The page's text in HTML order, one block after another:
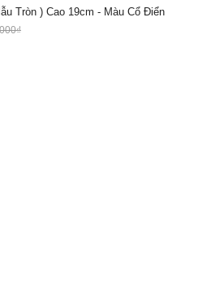
Tròn ) Cao 19cm - Màu Cổ Điển
₫